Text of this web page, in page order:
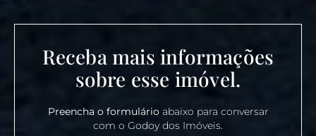
Receba mais informações
sobre esse imóvel.
Preencha o formulárioabaixo para conversar
com o Godoy dos Imóveis.